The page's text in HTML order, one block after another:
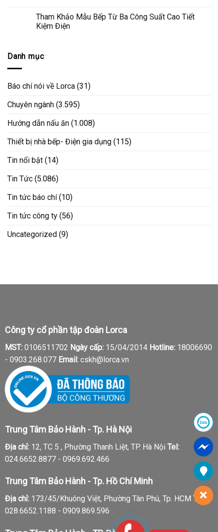
Tham Khảo Mẫu Bếp Từ Ba Công Suất Cao Tiết
Kiệm Điện
Danh mục
Báo chí nói về Lorca (31)
Chuyên ngành (3.595)
Hướng dẫn nấu ăn (1.008)
Thiết bị nhà bếp- Điện gia dụng (115)
Tin nổi bật (14)
Tin Tức (5.086)
Tin tức báo chí(10)
Tin tức công ty (56)
Uncategorized (9)
Công ty cổ phần tập đoàn Lorca
MST:0106511702 Ngày cấp:15/04/2014 Hotline:18006690
- 0903.268.077 Email:cskh@lorca.vn
Trung Tâm Bảo Hành - Tp. Hà Nội
Địa chỉ:12, TC 5 , Phường Thanh Liệt, TP. Hà Nội Tel:
024.6652.8877 - 0969.692.466
Trung Tâm Bảo Hành - Tp. Hồ Chí Minh
Địa chỉ:173/45/Khuông Việt, Phường Tân Phú, Tp. HCM Tel:
028.6652.1188 - 0909.869.596